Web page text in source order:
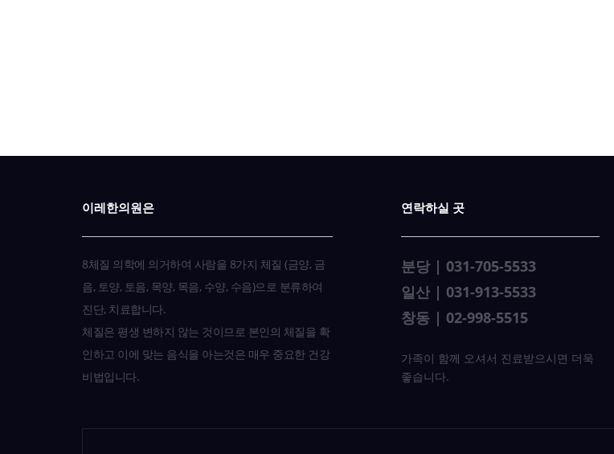
이레한의원은
8체질 의학에 의거하여 사람을 8가지 체질 (금양, 금
음, 토양, 토음, 목양, 목음, 수양, 수음)으로 분류하여
진단, 치료합니다.
체질은 평생 변하지 않는 것이므로 본인의 체질을 확
인하고 이에 맞는 음식을 아는것은 매우 중요한 건강
비법입니다.
연락하실 곳
분당 | 031-705-5533
일산 | 031-913-5533
창동 | 02-998-5515
가족이 함께 오셔서 진료받으시면 더욱
좋습니다.